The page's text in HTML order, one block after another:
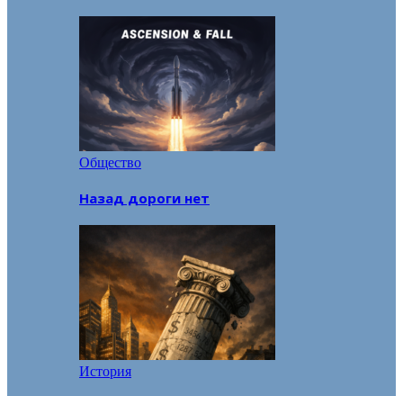
Общество
Назад дороги нет
История